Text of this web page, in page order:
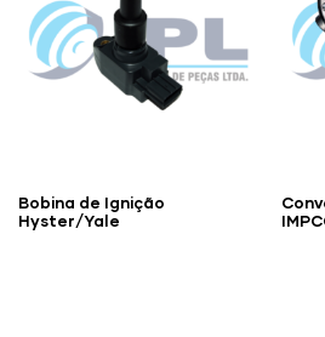
Bobina de Ignição
Hyster/Yale